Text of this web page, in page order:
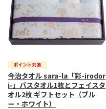
今治タオル sara-la「彩-irodor
i-」バスタオル1枚とフェイスタ
オル2枚 ギフトセット（ブル
ー・ホワイト）